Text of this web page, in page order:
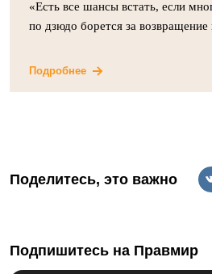
«Есть все шансы встать, если
по дзюдо борется за возвращение
Подробнее
Поделитесь, это важно
Подпишитесь на Правмир